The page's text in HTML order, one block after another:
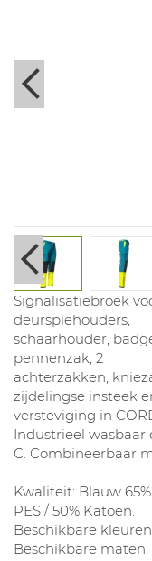
Signalisatiebroek
deurspiehouders,
schaarhouder,
pennenzak, 2
achterzakken,
zijdelingse insteek
versteviging in
Industrieel wasbaar
C. Combineerbaar
Kwaliteit: Blauw
PES / 50% Katoen.
Beschikbare
Beschikbare maten: